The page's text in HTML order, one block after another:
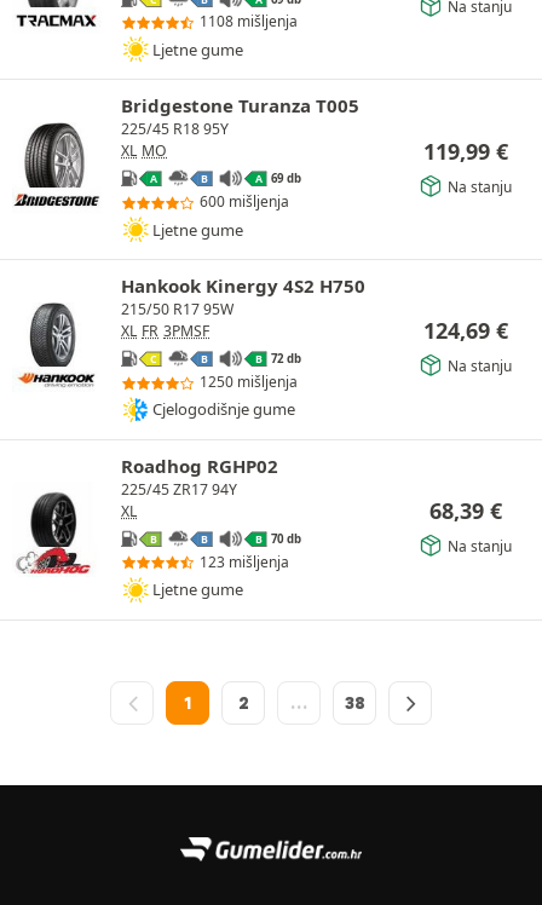
1108 mišljenja
Ljetne gume
Na stanju
Bridgestone Turanza T005
225/45 R18 95Y
XL MO
A B A 69 db
600 mišljenja
Ljetne gume
119,99 €
Na stanju
Hankook Kinergy 4S2 H750
215/50 R17 95W
XL FR 3PMSF
C B B 72 db
1250 mišljenja
Cjelogodišnje gume
124,69 €
Na stanju
Roadhog RGHP02
225/45 ZR17 94Y
XL
B B B 70 db
123 mišljenja
Ljetne gume
68,39 €
Na stanju
1 2 … 38